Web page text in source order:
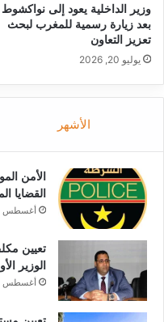
وزير الداخلية يعود إلى نواكشوط
بعد زيارة رسمية للمغرب لبحث
تعزيز التعاون
يوليو 20, 2026
الأشهر
الأمن
القضايا
أغسطس 14, 2024
تعيين
الوزير
أغسطس 14, 2024